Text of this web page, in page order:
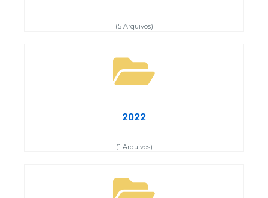
(5 Arquivos)
2022
(1 Arquivos)